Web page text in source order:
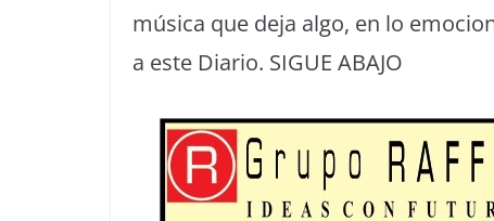
música que deja algo, en lo
a este Diario. SIGUE ABAJO